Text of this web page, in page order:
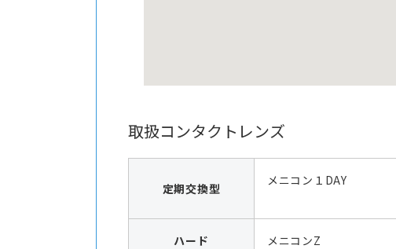
取扱コンタクトレンズ
定期交換型
メニコン１DAY
ハード
メニコンZ